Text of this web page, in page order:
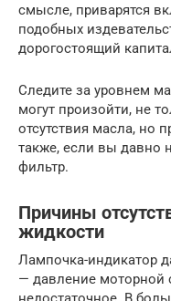
смысле, приварятся
подобных
дорогостоящий
Следите за уровнем
могут произойти, не
отсутствия масла, но
также, если вы давно
фильтр.
Причины
жидкости
Лампочка-индикатор
— давление моторной